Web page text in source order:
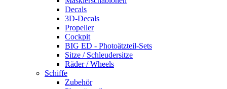
Decals
3D-Decals
Propeller
Cockpit
BIG ED - Photoätzteil-Sets
Sitze / Schleudersitze
Räder / Wheels
Schiffe
Zubehör